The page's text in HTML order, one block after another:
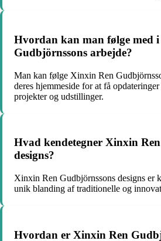
Hvordan kan man følge med
Gudbjörnssons arbejde?
Man kan følge Xinxin Ren
deres hjemmeside for at få opdateringer
projekter og udstillinger.
Hvad kendetegner Xinxin
designs?
Xinxin Ren Gudbjörnssons designs er
unik blanding af traditionelle og
Hvordan er Xinxin Ren